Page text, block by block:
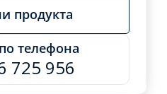
продукта
телефона
725 956